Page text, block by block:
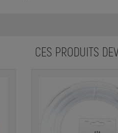
CES PRODUITS